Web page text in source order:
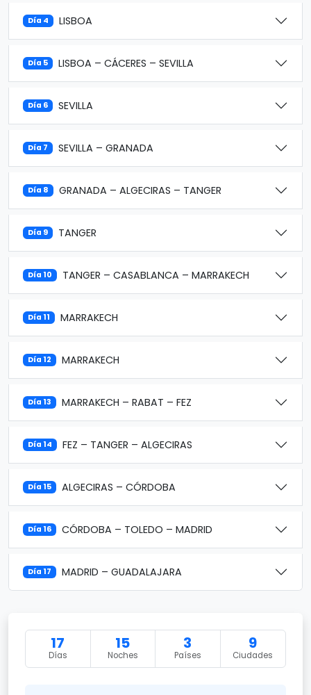
Día 4 LISBOA
Día 5 LISBOA – CÁCERES – SEVILLA
Día 6 SEVILLA
Día 7 SEVILLA – GRANADA
Día 8 GRANADA – ALGECIRAS – TANGER
Día 9 TANGER
Día 10 TANGER – CASABLANCA – MARRAKECH
Día 11 MARRAKECH
Día 12 MARRAKECH
Día 13 MARRAKECH – RABAT – FEZ
Día 14 FEZ – TANGER – ALGECIRAS
Día 15 ALGECIRAS – CÓRDOBA
Día 16 CÓRDOBA – TOLEDO – MADRID
Día 17 MADRID – GUADALAJARA
17
Días
15
Noches
3
Países
9
Ciudades